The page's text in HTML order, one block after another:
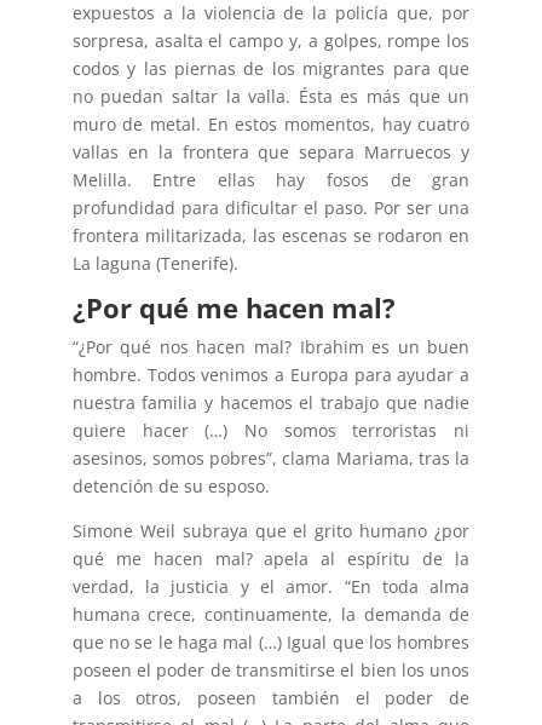
expuestos a la violencia de la policía que, por
sorpresa, asalta el campo y, a golpes, rompe los
codos y las piernas de los migrantes para que
no puedan saltar la valla. Ésta es más que un
muro de metal. En estos momentos, hay cuatro
vallas en la frontera que separa Marruecos y
Melilla. Entre ellas hay fosos de gran
profundidad para dificultar el paso. Por ser una
frontera militarizada, las escenas se rodaron en
La laguna (Tenerife).
¿Por qué me hacen mal?
“¿Por qué nos hacen mal? Ibrahim es un buen
hombre. Todos venimos a Europa para ayudar a
nuestra familia y hacemos el trabajo que nadie
quiere hacer (…) No somos terroristas ni
asesinos, somos pobres”, clama Mariama, tras la
detención de su esposo.
Simone Weil subraya que el grito humano ¿por
qué me hacen mal? apela al espíritu de la
verdad, la justicia y el amor. “En toda alma
humana crece, continuamente, la demanda de
que no se le haga mal (…) Igual que los hombres
poseen el poder de transmitirse el bien los unos
a los otros, poseen también el poder de